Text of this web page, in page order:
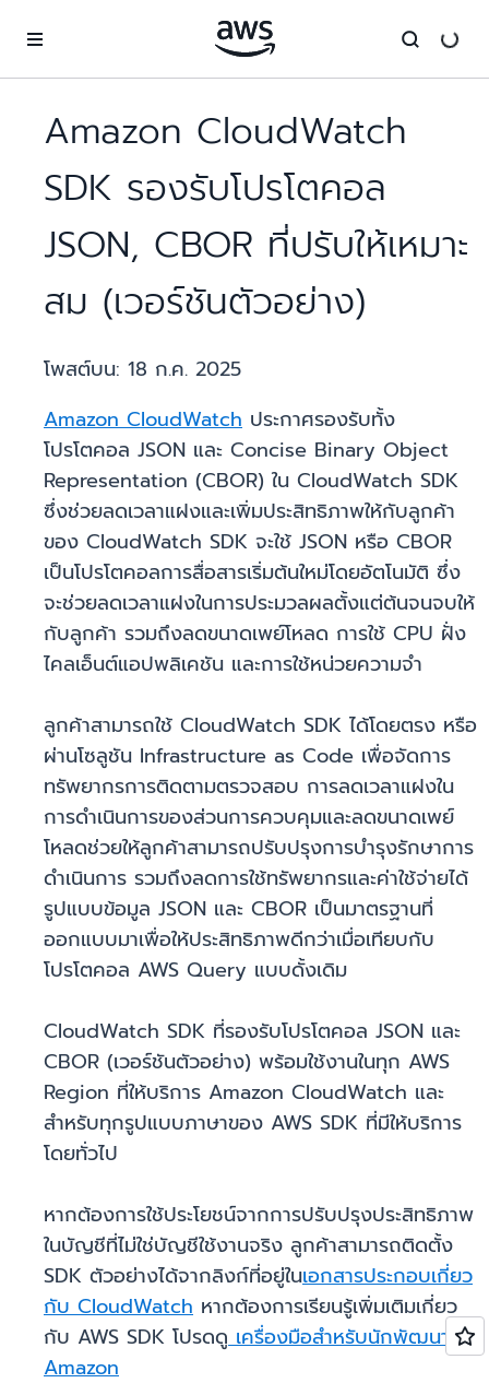
Amazon CloudWatch
SDK รองรับโปรโตคอล
JSON, CBOR ที่ปรับให้เหมาะ
สม (เวอร์ชันตัวอย่าง)
โพสต์บน: 18 ก.ค. 2025
Amazon CloudWatch ประกาศรองรับทั้ง
โปรโตคอล JSON และ Concise Binary Object
Representation (CBOR) ใน CloudWatch SDK
ซึ่งช่วยลดเวลาแฝงและเพิ่มประสิทธิภาพให้กับลูกค้า
ของ CloudWatch SDK จะใช้ JSON หรือ CBOR
เป็นโปรโตคอลการสื่อสารเริ่มต้นใหม่โดยอัตโนมัติ ซึ่ง
จะช่วยลดเวลาแฝงในการประมวลผลตั้งแต่ต้นจนจบให้
กับลูกค้า รวมถึงลดขนาดเพย์โหลด การใช้ CPU ฝั่ง
ไคลเอ็นต์แอปพลิเคชัน และการใช้หน่วยความจำ
ลูกค้าสามารถใช้ CloudWatch SDK ได้โดยตรง หรือ
ผ่านโซลูชัน Infrastructure as Code เพื่อจัดการ
ทรัพยากรการติดตามตรวจสอบ การลดเวลาแฝงใน
การดำเนินการของส่วนการควบคุมและลดขนาดเพย์
โหลดช่วยให้ลูกค้าสามารถปรับปรุงการบำรุงรักษาการ
ดำเนินการ รวมถึงลดการใช้ทรัพยากรและค่าใช้จ่ายได้
รูปแบบข้อมูล JSON และ CBOR เป็นมาตรฐานที่
ออกแบบมาเพื่อให้ประสิทธิภาพดีกว่าเมื่อเทียบกับ
โปรโตคอล AWS Query แบบดั้งเดิม
CloudWatch SDK ที่รองรับโปรโตคอล JSON และ
CBOR (เวอร์ชันตัวอย่าง) พร้อมใช้งานในทุก AWS
Region ที่ให้บริการ Amazon CloudWatch และ
สำหรับทุกรูปแบบภาษาของ AWS SDK ที่มีให้บริการ
โดยทั่วไป
หากต้องการใช้ประโยชน์จากการปรับปรุงประสิทธิภาพ
ในบัญชีที่ไม่ใช่บัญชีใช้งานจริง ลูกค้าสามารถติดตั้ง
SDK ตัวอย่างได้จากลิงก์ที่อยู่ในเอกสารประกอบเกี่ยว
กับ CloudWatch หากต้องการเรียนรู้เพิ่มเติมเกี่ยว
กับ AWS SDK โปรดดูเครื่องมือสำหรับนักพัฒนา
Amazon